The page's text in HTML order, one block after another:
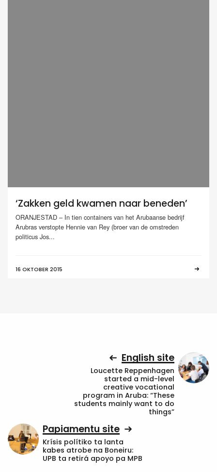
‘Zakken geld kwamen naar beneden’
ORANJESTAD – In tien containers van het Arubaanse bedrijf
Arubras verstopte Hennie van Rey (broer van de omstreden
politicus Jos...
16 OKTOBER 2015
English site
Loucette Reppenhagen
started a mid-level
creative vocational
program in Aruba: “These
students mainly want to do
things”
Papiamentu site
Krísis polítiko ta lanta
kabes atrobe na Boneiru:
UPB ta retirá apoyo pa MPB